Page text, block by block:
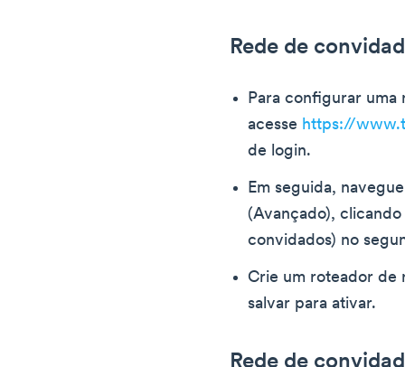
Rede de
Para configurar uma
acesse https://
de login.
Em seguida,
(Avançado),
convidados) no
Crie um roteador de
salvar para ativar.
Rede de